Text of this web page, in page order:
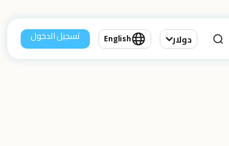
دولار English تسجيل الدخول